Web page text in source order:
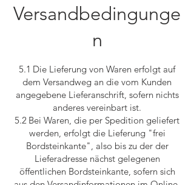
Versandbedingunge
n
5.1 Die Lieferung von Waren erfolgt auf
dem Versandweg an die vom Kunden
angegebene Lieferanschrift, sofern nichts
anderes vereinbart ist.
5.2 Bei Waren, die per Spedition geliefert
werden, erfolgt die Lieferung "frei
Bordsteinkante", also bis zu der der
Lieferadresse nächst gelegenen
öffentlichen Bordsteinkante, sofern sich